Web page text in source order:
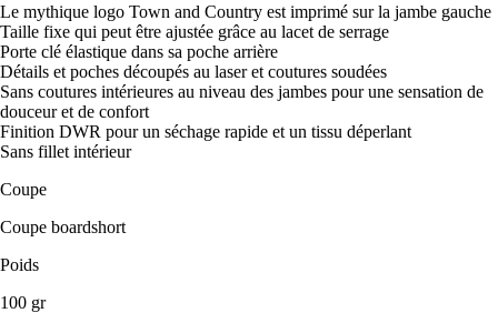
Le mythique logo Town and Country est imprimé sur la jambe gauche
Taille fixe qui peut être ajustée grâce au lacet de serrage
Porte clé élastique dans sa poche arrière
Détails et poches découpés au laser et coutures soudées
Sans coutures intérieures au niveau des jambes pour une sensation de
douceur et de confort
Finition DWR pour un séchage rapide et un tissu déperlant
Sans fillet intérieur
Coupe
Coupe boardshort
Poids
100 gr